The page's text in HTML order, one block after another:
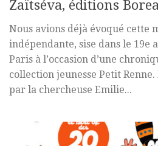
Zaïtséva, éditions
Nous avions déjà évoqué cette
indépendante, sise dans le 19e
Paris à l’occasion d’une
collection jeunesse Petit
par la chercheuse Emilie...